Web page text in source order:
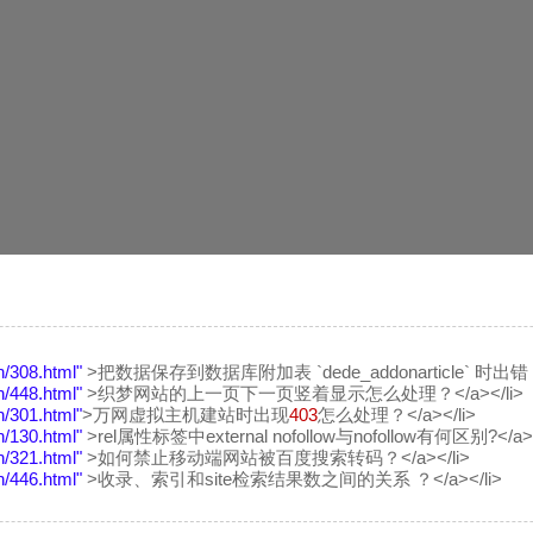
308.html" >把数据保存到数据库附加表 `dede_addonarticle` 时出
448.html" >织梦网站的上一页下一页竖着显示怎么处理？</a></li>
301.html">万网虚拟主机建站时出现403怎么处理？</a></li>
130.html" >rel属性标签中external nofollow与nofollow有何区别?</
321.html" >如何禁止移动端网站被百度搜索转码？</a></li>
446.html" >收录、索引和site检索结果数之间的关系 ？</a></li>